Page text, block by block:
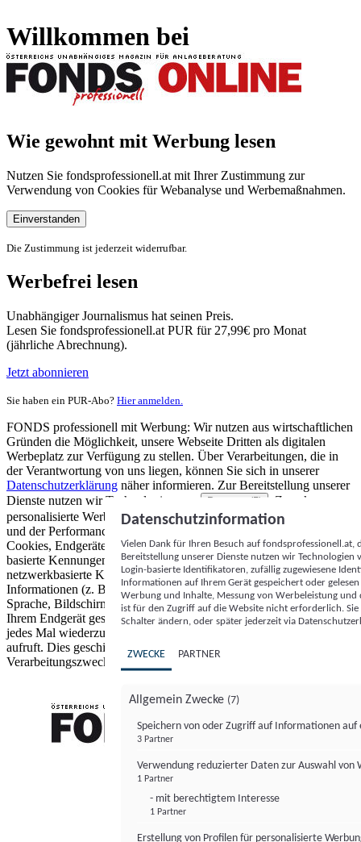
Willkommen bei
Wie gewohnt mit Werbung lesen
Nutzen Sie fondsprofessionell.at mit Ihrer Zustimmung zur
Verwendung von Cookies für Webanalyse und Werbemaßnahmen.
Einverstanden
Die Zustimmung ist jederzeit widerrufbar.
Werbefrei lesen
Unabhängiger Journalismus hat seinen Preis.
Lesen Sie fondsprofessionell.at PUR für 27,99€ pro Monat
(jährliche Abrechnung).
Jetzt abonnieren
Sie haben ein PUR-Abo? Hier anmelden.
FONDS professionell mit Werbung: Wir nutzen aus wirtschaftlichen
Gründen die Möglichkeit, unsere Webseite Dritten als digitalen
Werbeplatz zur Verfügung zu stellen. Über Verarbeitungen, die in
der Verantwortung von uns liegen, können Sie sich in unserer
Datenschutzerklärung näher informieren. Zur Bereitstellung unserer
Dienste nutzen wir Technologien von
Partnern (5)
. Zwecke:
personalisierte Werbung und Inhalte, Messung von Werbeleistung
und der Performance von Inhalten sowie Zielgruppenforschung.
Cookies, Endgeräte- oder ähnliche Online-Kennungen (z. B. login-
basierte Kennungen, zufällig generierte Kennungen,
netzwerkbasierte Kennungen) können zusammen mit anderen
Informationen (z. B. Browsertyp und Browserinformationen,
Sprache, Bildschirmgröße, unterstützte Technologien usw.) auf
Ihrem Endgerät gespeichert oder von dort ausgelesen werden, um es
jedes Mal wiederzuerkennen, wenn es eine App oder einer Webseite
aufruft. Dies geschieht für einen oder mehrere der hier aufgeführten
Verarbeitungszwecke.
Datenschutzinformation
Vielen Dank für Ihren Besuch auf
Bereitstellung unserer Dienste nutzen wir Technologien
Login-basierte Identifikatoren, zufällig zugewiesene
Informationen auf Ihrem Gerät gespeichert oder
Werbung und Inhalte, Messung von Werbeleistung
ist für den Zugriff auf die Website nicht erforderlich.
Schalter ändern, oder später jederzeit via
ZWECKE PARTNER
Allgemein Zwecke (7)
Speichern von oder Zugriff auf Informationen auf
3 Partner
Verwendung reduzierter Daten zur Auswahl von
1 Partner
- mit berechtigtem Interesse
1 Partner
Erstellung von Profilen für personalisierte
FONDS professionell